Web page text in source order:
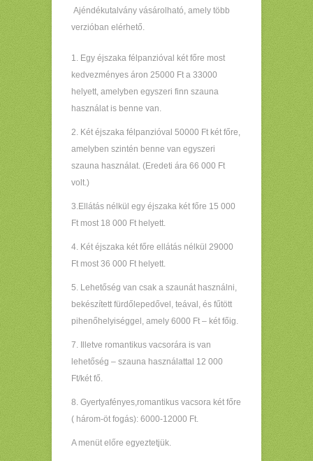
Ajéndékutalvány vásárolható, amely több
verzióban elérhető.
1. Egy éjszaka félpanzióval két főre most
kedvezményes áron 25000 Ft a 33000
helyett, amelyben egyszeri finn szauna
használat is benne van.
2. Két éjszaka félpanzióval 50000 Ft két főre,
amelyben szintén benne van egyszeri
szauna használat. (Eredeti ára 66 000 Ft
volt.)
3.Ellátás nélkül egy éjszaka két főre 15 000
Ft most 18 000 Ft helyett.
4. Két éjszaka két főre ellátás nélkül 29000
Ft most 36 000 Ft helyett.
5. Lehetőség van csak a szaunát használni,
bekészített fürdőlepedővel, teával, és fűtött
pihenőhelyiséggel, amely 6000 Ft – két főig.
7. Illetve romantikus vacsorára is van
lehetőség – szauna használattal 12 000
Ft/két fő.
8. Gyertyafényes,romantikus vacsora két főre
( három-öt fogás): 6000-12000 Ft.
A menüt előre egyeztetjük.